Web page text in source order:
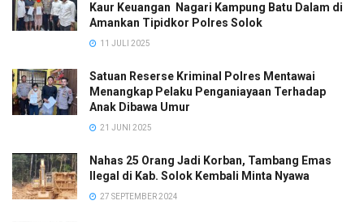
Kaur Keuangan Nagari Kampung Batu Dalam di
Amankan Tipidkor Polres Solok
11 JULI 2025
Satuan Reserse Kriminal Polres Mentawai
Menangkap Pelaku Penganiayaan Terhadap
Anak Dibawa Umur
21 JUNI 2025
Nahas 25 Orang Jadi Korban, Tambang Emas
Ilegal di Kab. Solok Kembali Minta Nyawa
27 SEPTEMBER 2024